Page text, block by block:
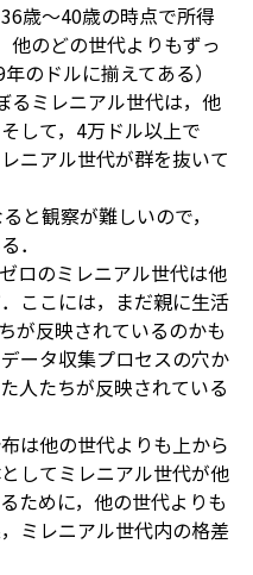
歳～40歳の時点で所得
他のどの世代よりもずっ
のドルに揃えてある）
るミレニアル世代は，他
して，4万ドル以上で
ニアル世代が群を抜いて
と観察が難しいので，
．
ロのミレニアル世代は他
ここには，まだ親に生活
が反映されているのかも
ータ収集プロセスの穴か
人たちが反映されている
は他の世代よりも上から
としてミレニアル世代が他
ために，他の世代よりも
ミレニアル世代内の格差